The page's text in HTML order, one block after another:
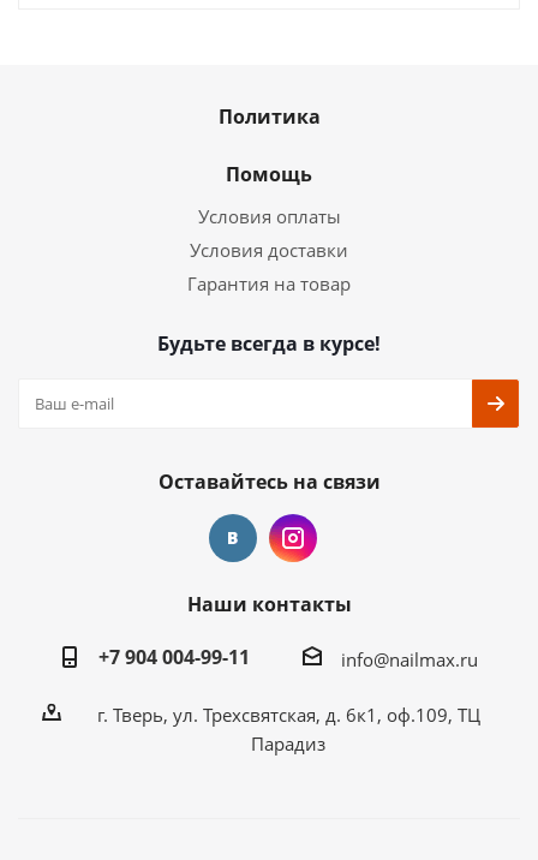
Политика
Помощь
Условия оплаты
Условия доставки
Гарантия на товар
Будьте всегда в курсе!
Оставайтесь на связи
Наши контакты
+7 904 004-99-11
info@nailmax.ru
г. Тверь, ул. Трехсвятская, д. 6к1, оф.109, ТЦ
Парадиз